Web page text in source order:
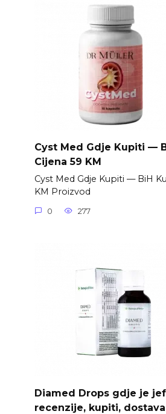
Cyst Med Gdje Kupiti —
Cijena 59 KM
Cyst Med Gdje Kupiti — BiH
KM Proizvod
0 277
Diamed Drops gdje je
recenzije, kupiti,